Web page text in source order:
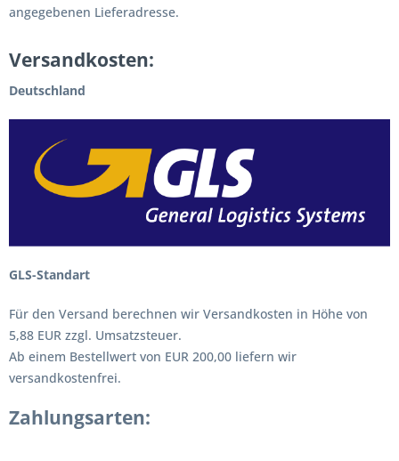
angegebenen Lieferadresse.
Versandkosten:
Deutschland
GLS-Standart
Für den Versand berechnen wir Versandkosten in Höhe von
5,88 EUR zzgl. Umsatzsteuer.
Ab einem Bestellwert von EUR 200,00 liefern wir
versandkostenfrei.
Zahlungsarten: